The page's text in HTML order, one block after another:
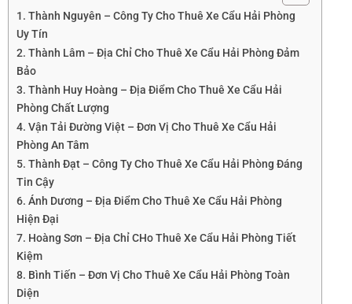
1. Thành Nguyên – Công Ty Cho Thuê Xe Cẩu Hải Phòng
Uy Tín
2. Thành Lâm – Địa Chỉ Cho Thuê Xe Cẩu Hải Phòng Đảm
Bảo
3. Thành Huy Hoàng – Địa Điểm Cho Thuê Xe Cẩu Hải
Phòng Chất Lượng
4. Vận Tải Đường Việt – Đơn Vị Cho Thuê Xe Cẩu Hải
Phòng An Tâm
5. Thành Đạt – Công Ty Cho Thuê Xe Cẩu Hải Phòng Đáng
Tin Cậy
6. Ánh Dương – Địa Điểm Cho Thuê Xe Cẩu Hải Phòng
Hiện Đại
7. Hoàng Sơn – Địa Chỉ CHo Thuê Xe Cẩu Hải Phòng Tiết
Kiệm
8. Bình Tiến – Đơn Vị Cho Thuê Xe Cẩu Hải Phòng Toàn
Diện